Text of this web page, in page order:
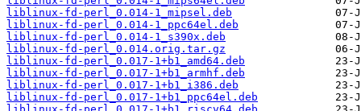
liblinux-fd-perl_0.014-1_mipsel.deb
liblinux-fd-perl_0.014-1_ppc64el.deb
liblinux-fd-perl_0.014-1_s390x.deb
liblinux-fd-perl_0.014.orig.tar.gz
liblinux-fd-perl_0.017-1+b1_amd64.deb
liblinux-fd-perl_0.017-1+b1_armhf.deb
liblinux-fd-perl_0.017-1+b1_i386.deb
liblinux-fd-perl_0.017-1+b1_ppc64el.deb